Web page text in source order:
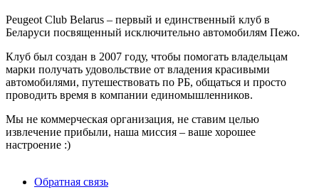
Peugeot Club Belarus – первый и единственный клуб в
Беларуси посвященный исключительно автомобилям Пежо.
Клуб был создан в 2007 году, чтобы помогать владельцам
марки получать удовольствие от владения красивыми
автомобилями, путешествовать по РБ, общаться и просто
проводить время в компании единомышленников.
Мы не коммерческая организация, не ставим целью
извлечение прибыли, наша миссия – ваше хорошее
настроение :)
Обратная связь